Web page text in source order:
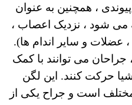
، همچنین به عنوان
می شود ، نزدیک اعصاب ،
عضلات و سایر اندام ها).
می توانند با کمک
حرکت کنند. این لگن
است و جراح یکی از